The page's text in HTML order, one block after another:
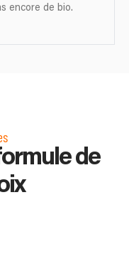
encore de bio.
de